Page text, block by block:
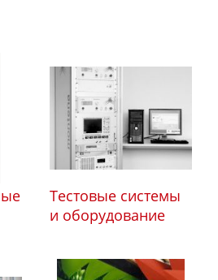
Тестовые системы
и оборудование